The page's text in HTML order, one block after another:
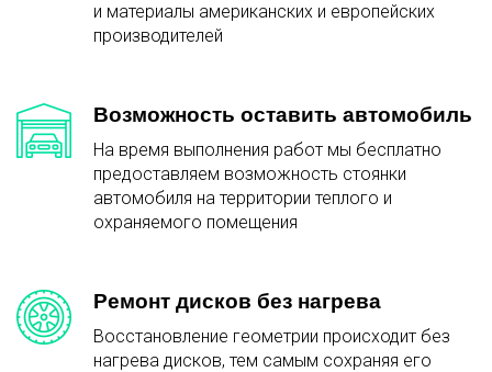
и материалы американских и европейских
производителей
Возможность оставить автомобиль
На время выполнения работ мы бесплатно
предоставляем возможность стоянки
автомобиля на территории теплого и
охраняемого помещения
Ремонт дисков без нагрева
Восстановление геометрии происходит без
нагрева дисков, тем самым сохраняя его